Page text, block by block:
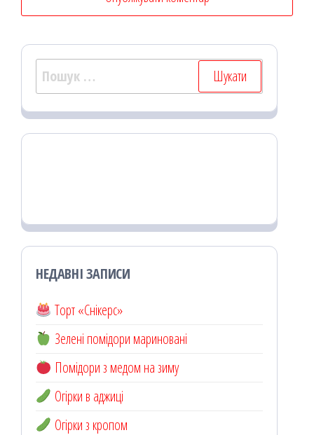
Пошук:
НЕДАВНІ ЗАПИСИ
Торт «Снікерс»
Зелені помідори мариновані
Помідори з медом на зиму
Огірки в аджиці
Огірки з кропом